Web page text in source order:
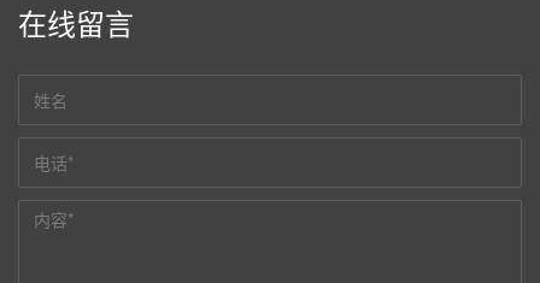
在线留言